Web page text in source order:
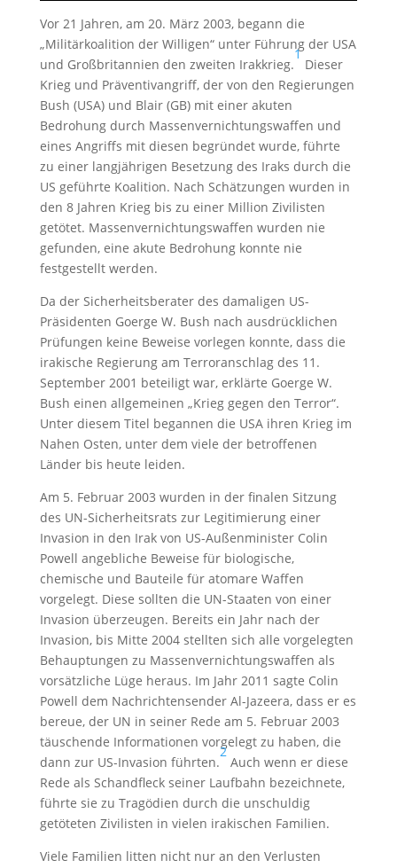
Vor 21 Jahren, am 20. März 2003, begann die
„Militärkoalition der Willigen“ unter Führung der USA
und Großbritannien den zweiten Irakkrieg.
1
Dieser
Krieg und Präventivangriff, der von den Regierungen
Bush (USA) und Blair (GB) mit einer akuten
Bedrohung durch Massenvernichtungswaffen und
eines Angriffs mit diesen begründet wurde, führte
zu einer langjährigen Besetzung des Iraks durch die
US geführte Koalition. Nach Schätzungen wurden in
den 8 Jahren Krieg bis zu einer Million Zivilisten
getötet. Massenvernichtungswaffen wurden nie
gefunden, eine akute Bedrohung konnte nie
festgestellt werden.
Da der Sicherheitsberater des damaligen US-
Präsidenten Goerge W. Bush nach ausdrücklichen
Prüfungen keine Beweise vorlegen konnte, dass die
irakische Regierung am Terroranschlag des 11.
September 2001 beteiligt war, erklärte Goerge W.
Bush einen allgemeinen „Krieg gegen den Terror“.
Unter diesem Titel begannen die USA ihren Krieg im
Nahen Osten, unter dem viele der betroffenen
Länder bis heute leiden.
Am 5. Februar 2003 wurden in der finalen Sitzung
des UN-Sicherheitsrats zur Legitimierung einer
Invasion in den Irak von US-Außenminister Colin
Powell angebliche Beweise für biologische,
chemische und Bauteile für atomare Waffen
vorgelegt. Diese sollten die UN-Staaten von einer
Invasion überzeugen. Bereits ein Jahr nach der
Invasion, bis Mitte 2004 stellten sich alle vorgelegten
Behauptungen zu Massenvernichtungswaffen als
vorsätzliche Lüge heraus. Im Jahr 2011 sagte Colin
Powell dem Nachrichtensender Al-Jazeera, dass er es
bereue, der UN in seiner Rede am 5. Februar 2003
täuschende Informationen vorgelegt zu haben, die
dann zur US-Invasion führten.
2
Auch wenn er diese
Rede als Schandfleck seiner Laufbahn bezeichnete,
führte sie zu Tragödien durch die unschuldig
getöteten Zivilisten in vielen irakischen Familien.
Viele Familien litten nicht nur an den Verlusten